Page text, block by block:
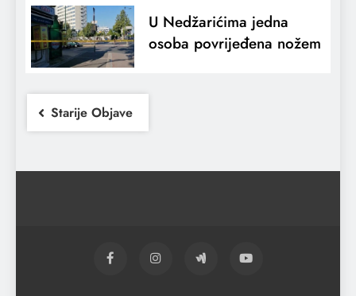
U Nedžarićima jedna
osoba povrijeđena nožem
Starije Objave